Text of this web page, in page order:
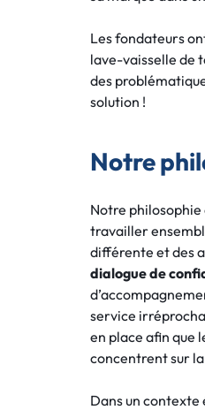
Les fondateurs
lave-vaisselle de
des
solution !
Notre
Notre philosophie
travailler
différente et des
dialogue de
service
en place afin que
concentrent sur
Dans un